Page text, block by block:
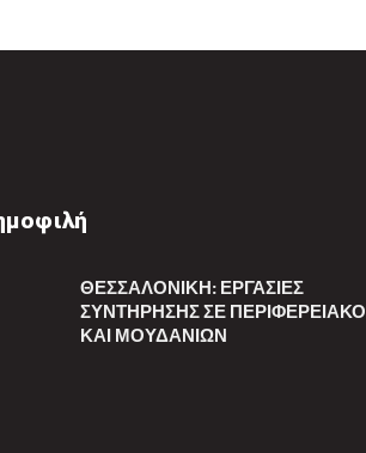
ΘΕΣΣΑΛΟΝΊΚΗ: ΕΡΓΑΣΊΕΣ
ΣΥΝΤΉΡΗΣΗΣ ΣΕ ΠΕΡΙΦΕΡΕΙΑΚΌ
ΚΑΙ ΜΟΥΔΑΝΙΏΝ